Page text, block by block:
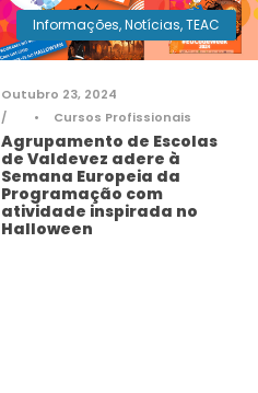
Informações,Notícias,TEAC
Outubro 23, 2024
•
Cursos Profissionais
Agrupamento de Escolas
de Valdevez adere à
Semana Europeia da
Programação com
atividade inspirada no
Halloween